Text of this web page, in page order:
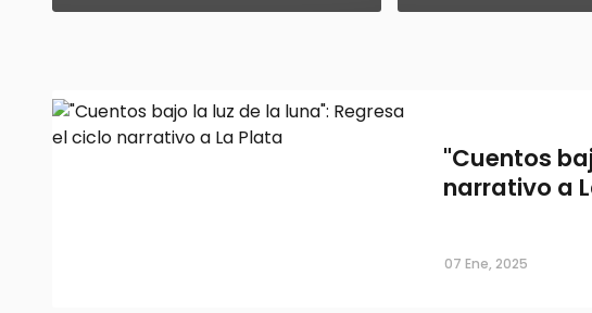
"Cuentos
narrativo a
07 Ene, 2025